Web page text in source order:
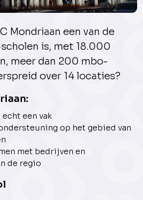
Mondriaan een van de
is, met 18.000
meer dan 200 mbo-
over 14 locaties?
een vak
op het gebied van
met bedrijven en
de regio